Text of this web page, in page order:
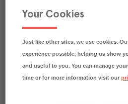
Your Cookies
Just like other sites, we use cookies.
experience possible, helping us show
and useful to you. You can manage
time or for more information visit our